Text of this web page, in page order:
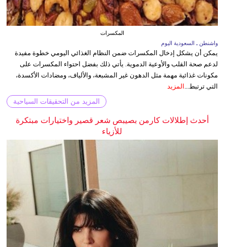
المكسرات
واشنطن ـ السعودية اليوم
يمكن أن يشكل إدخال المكسرات ضمن النظام الغذائي اليومي خطوة مفيدة
لدعم صحة القلب والأوعية الدموية. يأتي ذلك بفضل احتواء المكسرات على
مكونات غذائية مهمة مثل الدهون غير المشبعة، والألياف، ومضادات الأكسدة،
التي ترتبط...
المزيد
المزيد من التحقيقات السياحية
أحدث إطلالات كارمن بصيبص شعر قصير واختيارات مبتكرة
للأزياء